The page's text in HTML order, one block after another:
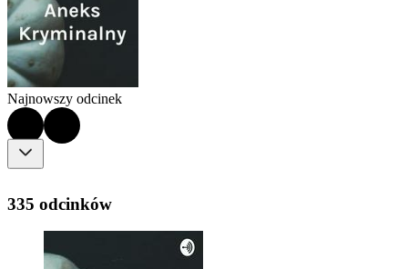
Najnowszy odcinek
335 odcinków